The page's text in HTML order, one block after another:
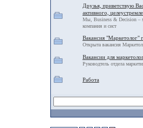
Друзья, приветствую
активного,
Мы, Business & Decision –
компания и сист
Вакансия "Маркетолог"
Открыта вакансия
Вакансии для
Руководтель отдела
Работа